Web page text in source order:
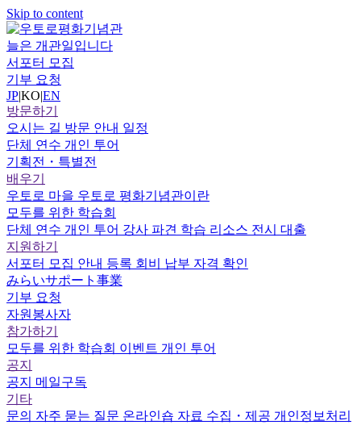
Skip to content
늘은 개관일입니다
서포터 모집
기부 요청
JP|KO|EN
방문하기
오시는 길 방문 안내 일정
단체 연수 개인 투어
기획전・특별전
배우기
우토로 마을 우토로 평화기념관이란
모두를 위한 학습회
단체 연수 개인 투어 강사 파견 학습 리소스 전시 대출
지원하기
서포터 모집 안내 등록 회비 납부 자격 확인
みらいサポート事業
기부 요청
자원봉사자
참가하기
모두를 위한 학습회 이벤트 개인 투어
공지
공지 메일구독
기타
문의 자주 묻는 질문 온라인숍 자료 수집・제공 개인정보처리